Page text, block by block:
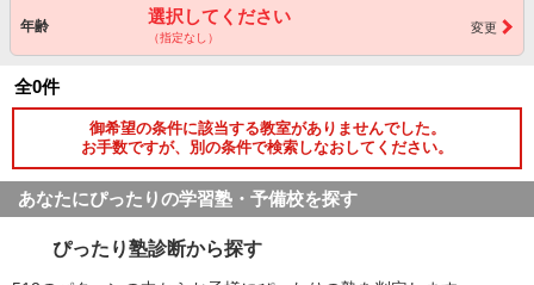
年齢 選択してください
（指定なし）
変更
全0件
御希望の条件に該当する教室がありませんでした。
お手数ですが、別の条件で検索しなおしてください。
あなたにぴったりの学習塾・予備校を探す
ぴったり塾診断から探す